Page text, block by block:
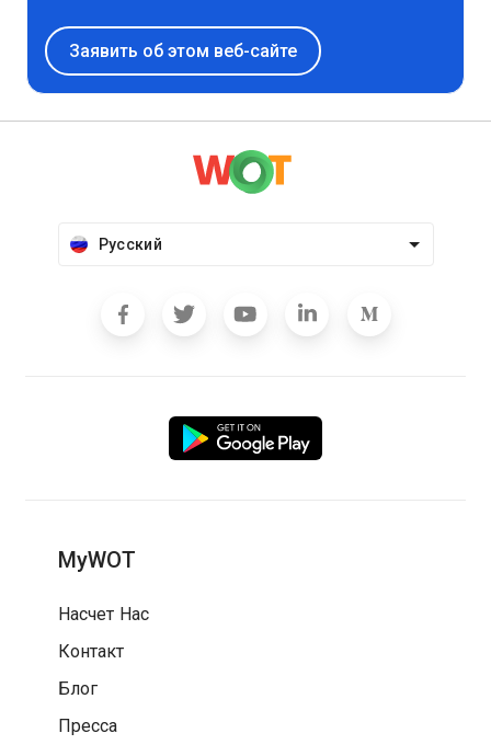
Заявить об этом веб-сайте
Русский
MyWOT
Насчет Нас
Контакт
Блог
Пресса